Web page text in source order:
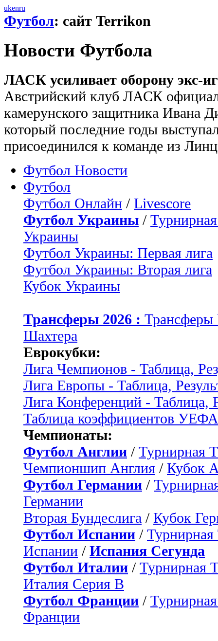
ukenru
Футбол: сайт Terrikon
Новости Футбола
ЛАСК усиливает оборону экс-
Австрийский клуб ЛАСК
камерунского защитника Ивана
который последние годы
присоединился к команде из
Футбол Новости
Футбол
Футбол Онлайн / Livescore
Футбол Украины /
Украины
Футбол Украины: Первая лига
Футбол Украины: Вторая лига
Кубок Украины
Трансферы 2026 :
Шахтера
Еврокубки:
Лига Чемпионов - Таблица,
Лига Европы - Таблица,
Лига Конференций - Таблица,
Таблица коэффициентов УЕФА
Чемпионаты:
Футбол Англии / Турнирная
Чемпионшип Англия / Кубок
Футбол Германии /
Германии
Вторая Бундеслига / Кубок
Футбол Испании / Турнирная
Испании / Испания Сегунда
Футбол Италии / Турнирная
Италия Серия B
Футбол Франции /
Франции